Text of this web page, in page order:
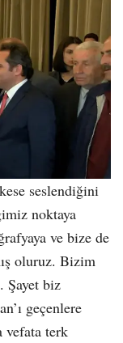
seslendiğini
noktaya
ve bize de
oluruz. Bizim
Şayet biz
geçenlere
vefata terk